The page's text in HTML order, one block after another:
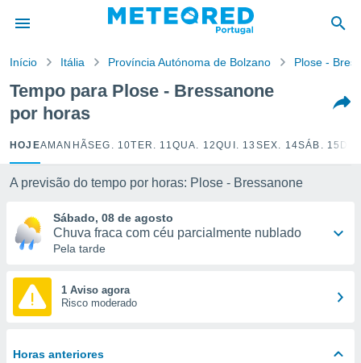
da
foi
para
fornecidas
a este
e
digital
ou
Início Itália Província Autónoma de Bolzano Plose -
Tempo para Plose - Bressanone
por horas
HOJEAMANHÃSEG. 10TER. 11QUA. 12QUI. 13 SEX. 14SÁB. 15
A previsão do tempo por horas: Plose - Bressanone
Sábado, 08 de agosto
Chuva fraca com céu parcialmente nublado
Pela tarde
1 Aviso agora
Risco moderado
Horas anteriores